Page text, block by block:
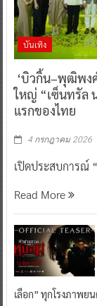
บันเทิง
‘บิวกิ้น–พุฒิพง
ใหญ่ “เซ็นทรัล
แรกของไทย
4 กรกฎาคม 2026
เปิดประสบการณ์
Read More
เลือก” ทุกโรงภาพย